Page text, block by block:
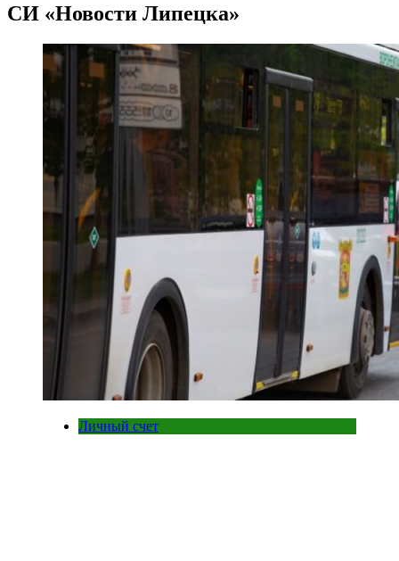
СИ «Новости Липецка»
Личный счет